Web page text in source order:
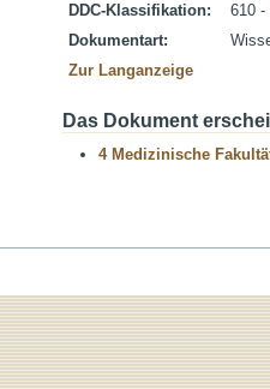
DDC-Klassifikation:
610 -
Dokumentart:
Zur Langanzeige
Das Dokument
4 Medizinische